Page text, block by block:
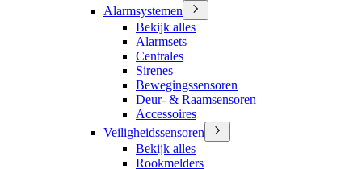
Alarmsystemen
Bekijk alles
Alarmsets
Centrales
Sirenes
Bewegingssensoren
Deur- & Raamsensoren
Accessoires
Veiligheidssensoren
Bekijk alles
Rookmelders